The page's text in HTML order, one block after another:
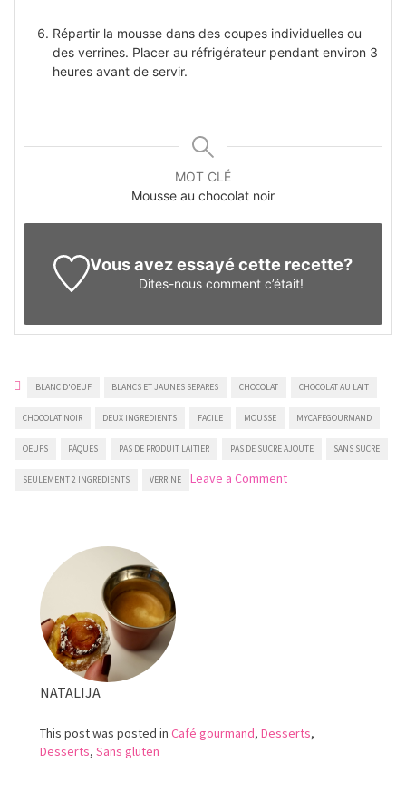
Répartir la mousse dans des coupes individuelles ou
des verrines. Placer au réfrigérateur pendant environ 3
heures avant de servir.
MOT CLÉ
Mousse au chocolat noir
Vous avez essayé cette recette?
Dites-nous comment c’était!
BLANC D'OEUF BLANCS ET JAUNES SEPARES CHOCOLAT CHOCOLAT AU LAIT
CHOCOLAT NOIR DEUX INGREDIENTS FACILE MOUSSE MYCAFEGOURMAND
OEUFS PÂQUES PAS DE PRODUIT LAITIER PAS DE SUCRE AJOUTE SANS SUCRE
SEULEMENT 2 INGREDIENTS VERRINE Leave a Commenton
NATALIJA
This post was posted in Café gourmand, Desserts,
Desserts, Sans gluten